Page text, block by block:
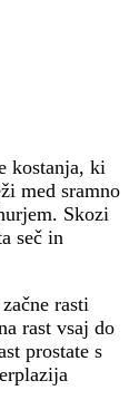
kostanja, ki
med sramno
Skozi
seč in
rasti
rast vsaj do
prostate s